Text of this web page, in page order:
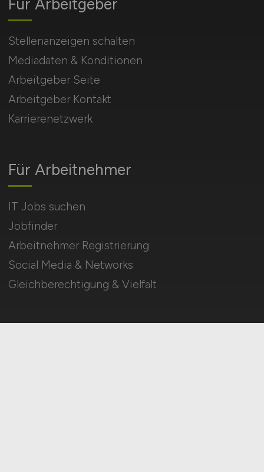
Für Arbeitnehmer
IT Jobs suchen
Jobfinder
Arbeitnehmer Registrierung
Social Media & Networks
Gleichberechtigung & Vielfalt
Für Arbeitgeber
Stellenanzeigen schalten
Mediadaten & Konditionen
Arbeitgeber Seite
Arbeitgeber Kontakt
Karrierenetzwerk